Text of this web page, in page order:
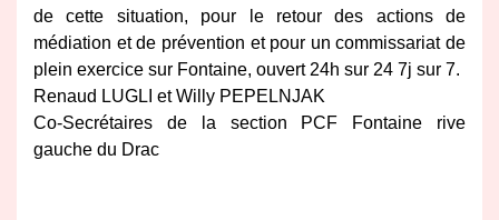
de cette situation, pour le retour des actions de
médiation et de prévention et pour uncommissariat de
plein exercice sur Fontaine, ouvert 24h sur 24 7j sur 7.
Renaud LUGLI et Willy PEPELNJAK
Co-Secrétaires de la section PCF Fontaine rive
gauche du Drac